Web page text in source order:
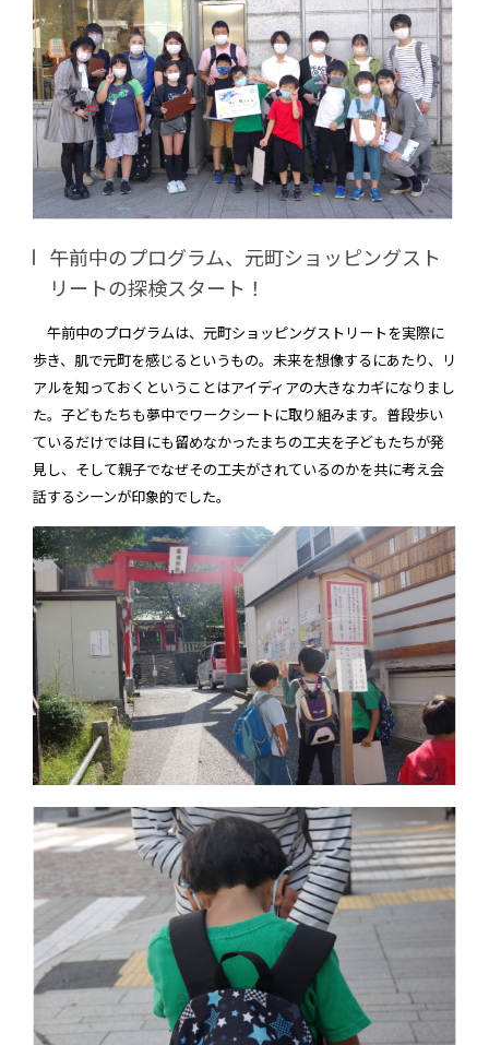
午前中のプログラム、元町ショッピングスト
リートの探検スタート！
午前中のプログラムは、元町ショッピングストリートを実際に
歩き、肌で元町を感じるというもの。未来を想像するにあたり、リ
アルを知っておくということはアイディアの大きなカギになりまし
た。子どもたちも夢中でワークシートに取り組みます。普段歩い
ているだけでは目にも留めなかったまちの工夫を子どもたちが発
見し、そして親子でなぜその工夫がされているのかを共に考え会
話するシーンが印象的でした。